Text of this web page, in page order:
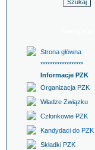
Strona główna
******************
Informacje PZK
Organizacja PZK
Władze Związku
Członkowie PZK
Kandydaci do PZK
Składki PZK